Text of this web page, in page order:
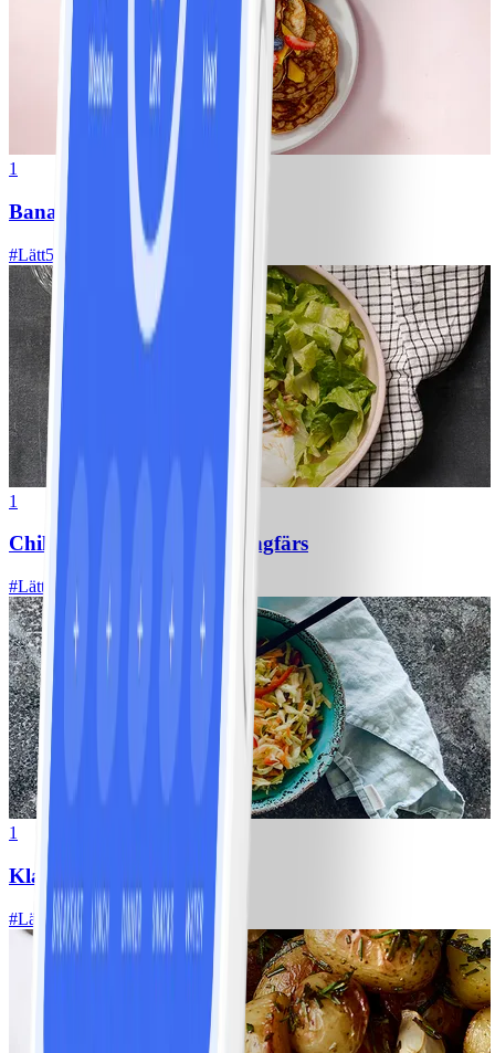
1
Bananpannkakor
#Lätt5 MIN
1
Chili con carne med kycklingfärs
#Lätt
1
Klassisk vitkålssallad
#Lätt 20 MIN